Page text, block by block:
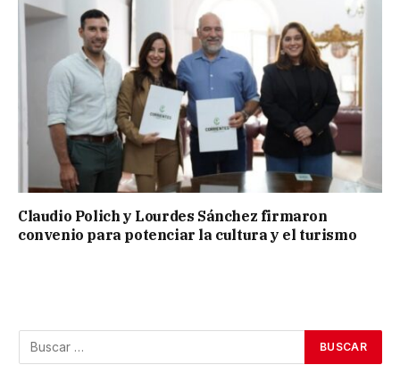
Claudio Polich y Lourdes Sánchez firmaron
convenio para potenciar la cultura y el turismo